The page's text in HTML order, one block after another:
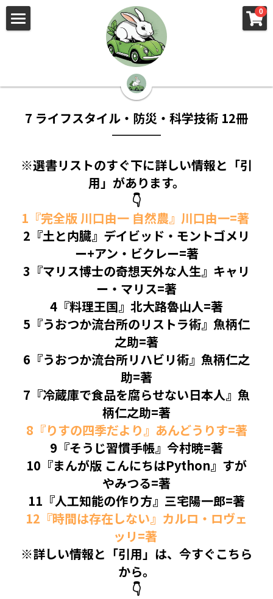
0
🌳株式会社 kibi🦉（トップ）
📰kibi log（ブログ）
🏢会社概要・プライバシーポリシー・プロフィ
🏢Your Team（会社概要）
㊙️Privacy Policy（プライバシーポリシー）
📸Who am I?（プロフィール）
🔍insight（実績）
📚元刑事が見た発達障害
🕵️‍♂️元刑事の「説得しない」交渉術
🏙️社員が防ぐ不正と犯罪
🏥限界ギリギリの発達障害事件解説
🙌自傷・他害・パニックは防げますか？
🏫社会福祉法人ぐらんま
🛒Learn More!（商品）
📮ASK（無料読者登録 or 無料お問い合わせ）
📚100冊の「本は飲み物」
📚 100冊の「本は飲み物」index
1 クレーム・犯罪・説得交渉 23冊
2 発達障害・精神疾患・ケア 29冊
3 身体知・非言語・情動 13冊
4 創作・芸術・神秘 30冊
5 教育・マネジメント・学修 20冊
6 セールス・マーケティング・ビジネスモデ
ログイン/登録
検索
日本語
7 ライフスタイル・防災・科学技術 12冊
※選書リストのすぐ下に詳しい情報と「引
用」があります。
👇
1『完全版 川口由一 自然農』川口由一=著
2『土と内臓』デイビッド・モントゴメリ
ー+アン・ビクレー=著
3 『マリス博士の奇想天外な人生』キャリ
ー・マリス=著
4『料理王国』北大路魯山人=著
5『うおつか流台所のリストラ術』魚柄仁
之助=著
6『うおつか流台所リハビリ術』魚柄仁之
助=著
7『冷蔵庫で食品を腐らせない日本人』魚
柄仁之助=著
8『りすの四季だより』あんどうりす=著
9『そうじ習慣手帳』今村暁=著
10『まんが版 こんにちはPython』すが
やみつる=著
11『人工知能の作り方』三宅陽一郎=著
12『時間は存在しない』カルロ・ロヴェ
ッリ=著
※詳しい情報と「引用」は、今すぐこちら
から。
👇
×
ストアカテゴリー
すべてのカテゴリー
×
ブログカテゴリー